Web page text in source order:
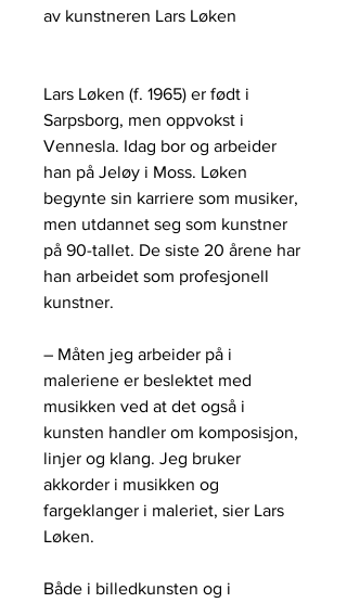
av kunstneren Lars Løken
Lars Løken (f. 1965) er født i
Sarpsborg, men oppvokst i
Vennesla. Idag bor og arbeider
han på Jeløy i Moss. Løken
begynte sin karriere som musiker,
men utdannet seg som kunstner
på 90-tallet. De siste 20 årene har
han arbeidet som profesjonell
kunstner.
– Måten jeg arbeider på i
maleriene er beslektet med
musikken ved at det også i
kunsten handler om komposisjon,
linjer og klang. Jeg bruker
akkorder i musikken og
fargeklanger i maleriet, sier Lars
Løken.
Både i billedkunsten og i